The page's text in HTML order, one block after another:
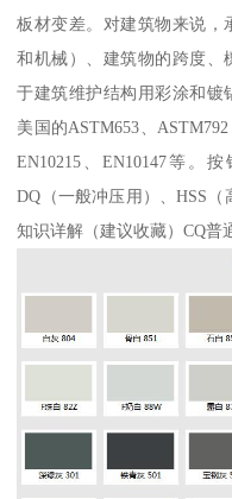
板材变差。对建筑物来说，
和机械）、建筑物的跨度、
于建筑维护结构用彩涂和镀
美国的ASTM653、
EN10215、EN10147等。
DQ（一般冲压用）、HSS
知识详解（建议收藏）CQ普